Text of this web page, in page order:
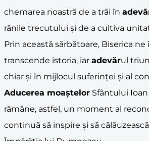
chemarea noastră de a trăi în
rănile trecutului și de a cultiva
Prin această sărbătoare, Biserica
transcende istoria, iar adevărul
chiar și în mijlocul suferinței și al
Aducerea moaștelor Sfântului
rămâne, astfel, un moment al
continuă să inspire și să